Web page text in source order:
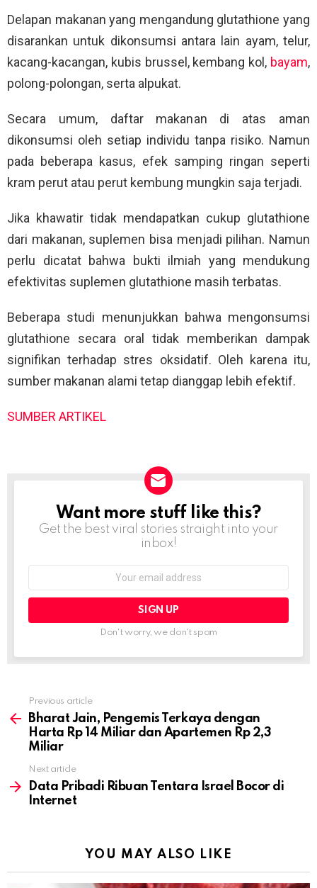
Delapan makanan yang mengandung glutathione yang
disarankan untuk dikonsumsi antara lain ayam, telur,
kacang-kacangan, kubis brussel, kembang kol, bayam,
polong-polongan, serta alpukat.
Secara umum, daftar makanan di atas aman
dikonsumsi oleh setiap individu tanpa risiko. Namun
pada beberapa kasus, efek samping ringan seperti
kram perut atau perut kembung mungkin saja terjadi.
Jika khawatir tidak mendapatkan cukup glutathione
dari makanan, suplemen bisa menjadi pilihan. Namun
perlu dicatat bahwa bukti ilmiah yang mendukung
efektivitas suplemen glutathione masih terbatas.
Beberapa studi menunjukkan bahwa mengonsumsi
glutathione secara oral tidak memberikan dampak
signifikan terhadap stres oksidatif. Oleh karena itu,
sumber makanan alami tetap dianggap lebih efektif.
SUMBER ARTIKEL
NEWSLETTER
Want more stuff like this?
Get the best viral stories straight into your
inbox!
Don't worry, we don't spam
more
Previous article
Bharat Jain, Pengemis Terkaya dengan
Harta Rp 14 Miliar dan Apartemen Rp 2,3
Miliar
Next article
Data Pribadi Ribuan Tentara Israel Bocor di
Internet
YOU MAY ALSO LIKE